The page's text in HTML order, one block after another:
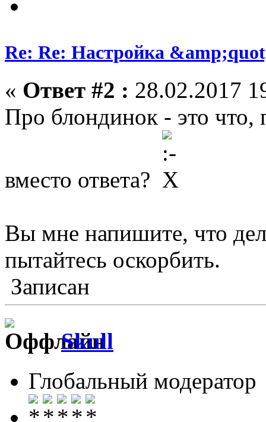
Re: Re: Настройка
« Ответ #2 : 28.02.2017
Про блондинок - это что,
вместо ответа?
Вы мне напишите, что
пытайтесь оскорбить.
Записан
Skull
Глобальный модератор